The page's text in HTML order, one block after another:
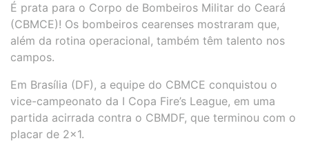
É prata para o Corpo de Bombeiros Militar do Ceará
(CBMCE)! Os bombeiros cearenses mostraram que,
além da rotina operacional, também têm talento nos
campos.
Em Brasília (DF), a equipe do CBMCE conquistou o
vice-campeonato da I Copa Fire’s League, em uma
partida acirrada contra o CBMDF, que terminou com o
placar de 2×1.